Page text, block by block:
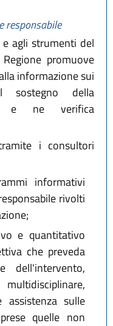
responsabile
agli strumenti del
promuove
informazione sui
sostegno della
e ne verifica
i consultori
informativi
rivolti
e quantitativo
che preveda
dell'intervento,
assistenza sulle
quelle non